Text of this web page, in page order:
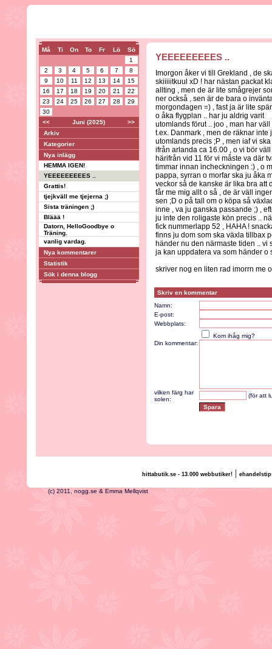
Må Ti On To Fr Lö
Sö
1
2
3 4 5 6 7
8
9
10 11 12 13 14
15
16
17 18 19 20 21
22
23
24 25 26 27 28
29
30
<<
Juni (2025)
>>
Arkiv
Kategorier
Nya inlägg
HEMMA IGEN!
YEEEEEEEEES ..
Grattis!
tjejkväll me tjejerna ;)
Sista träningen ;)
Bläää !
Datorn, HelloGoodbye o
Träning.
vanlig vardag.
Nya kommentarer
Statistik
Sök i denna blogg
YEEEEEEEEES ..
Imorgon åker vi till Grekland , de
skiiiiitkuul xD ! har nästan packat
allting , men de är lite smågrejer
ner också , sen är de bara o
morgondagen =) , fast ja är lite
o åka flygplan .. har ju aldrig varit
utomlands förut .. joo , man har väll
t.ex. Danmark , men de räknar inte
utomlands precis ;P , men iaf vi
ifrån arlanda ca 16.00 , o vi bör
härifrån vid 11 för vi måste va där
timmar innan incheckningen :) , o
pappa, syrran o morfar ska ju åka
veckor så de kanske är lika bra att
får me mig allt o så , de är väll
sen ;D o på tall om o köpa så
inne , va ju ganska passande ;) ,
ju inte den roligaste kön precis ..
fick nummerlapp 52 , HAHA !
finns ju dom som ska växla tillbax
händer nu den närmaste tiden ..
ja kan uppdatera va som händer o
skriver nog en liten rad imorrn me
Skriv en kommentar
Namn:
E-post:
Webbplats:
Kom ihåg mig?
Din kommentar:
vilken färg har
solen:
(för att
hittabutik.se - 13.000 webbutiker!|
(c) 2011, nogg.se & Emma Mellqvist